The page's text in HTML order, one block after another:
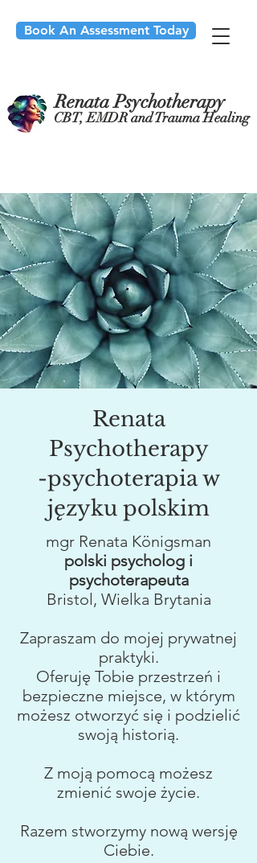
Renata Psychotherapy
Book An Assessment Today
CBT, EMDR and Trauma Healing
Renata
Psychotherapy
-psychoterapia w
języku polskim
mgr Renata Königsman
polski psycholog i
psychoterapeuta
Bristol, Wielka Brytania
Zapraszam do mojej prywatnej
praktyki.
Oferuję Tobie przestrzeń i
bezpieczne miejsce, w którym
możesz otworzyć się i podzielić
swoją historią.
Z moją pomocą możesz
zmienić swoje życie.
Razem stworzymy nową wersję
Ciebie.